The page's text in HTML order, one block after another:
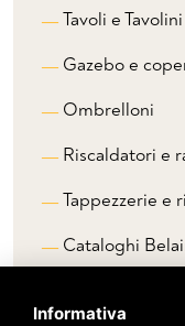
Tavoli e Tavolini
Gazebo e
Ombrelloni
Riscaldatori e
Tappezzerie e
Cataloghi
Informativa